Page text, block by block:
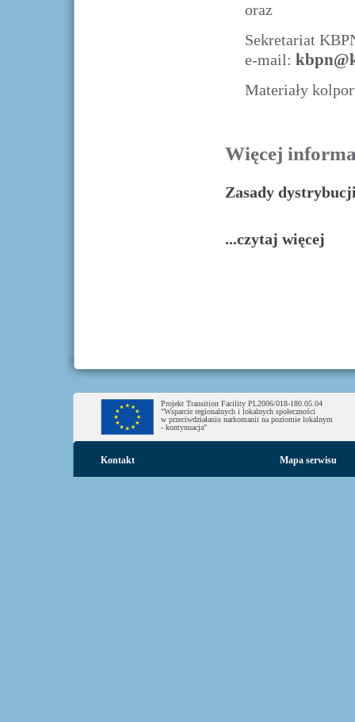
oraz
Sekretariat
e-mail:
Materiały
Więcej
Zasady
...czytaj więcej
Projekt Transition Facility PL2006/018-180.05.04
"Wsparcie regionalnych i lokalnych społeczności
w przeciwdziałaniu narkomanii na poziomie lokalnym
- kontynuacja"
Kontakt Mapa serwisu